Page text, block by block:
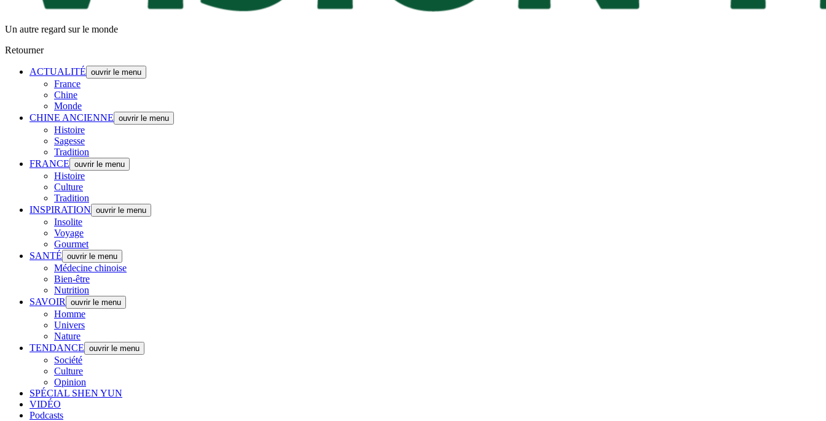
Un autre regard sur le monde
Retourner
ACTUALITÉ ouvrir le menu
France
Chine
Monde
CHINE ANCIENNE ouvrir le menu
Histoire
Sagesse
Tradition
FRANCE ouvrir le menu
Histoire
Culture
Tradition
INSPIRATION ouvrir le menu
Insolite
Voyage
Gourmet
SANTÉ ouvrir le menu
Médecine chinoise
Bien-être
Nutrition
SAVOIR
ouvrir le menu
Homme
Univers
Nature
TENDANCE ouvrir le menu
Société
Culture
Opinion
SPÉCIAL SHEN YUN
VIDÉO
Podcasts